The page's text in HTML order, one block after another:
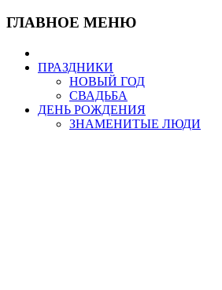
ГЛАВНОЕ МЕНЮ
ПРАЗДНИКИ
НОВЫЙ ГОД
СВАДЬБА
ДЕНЬ РОЖДЕНИЯ
ЗНАМЕНИТЫЕ ЛЮДИ